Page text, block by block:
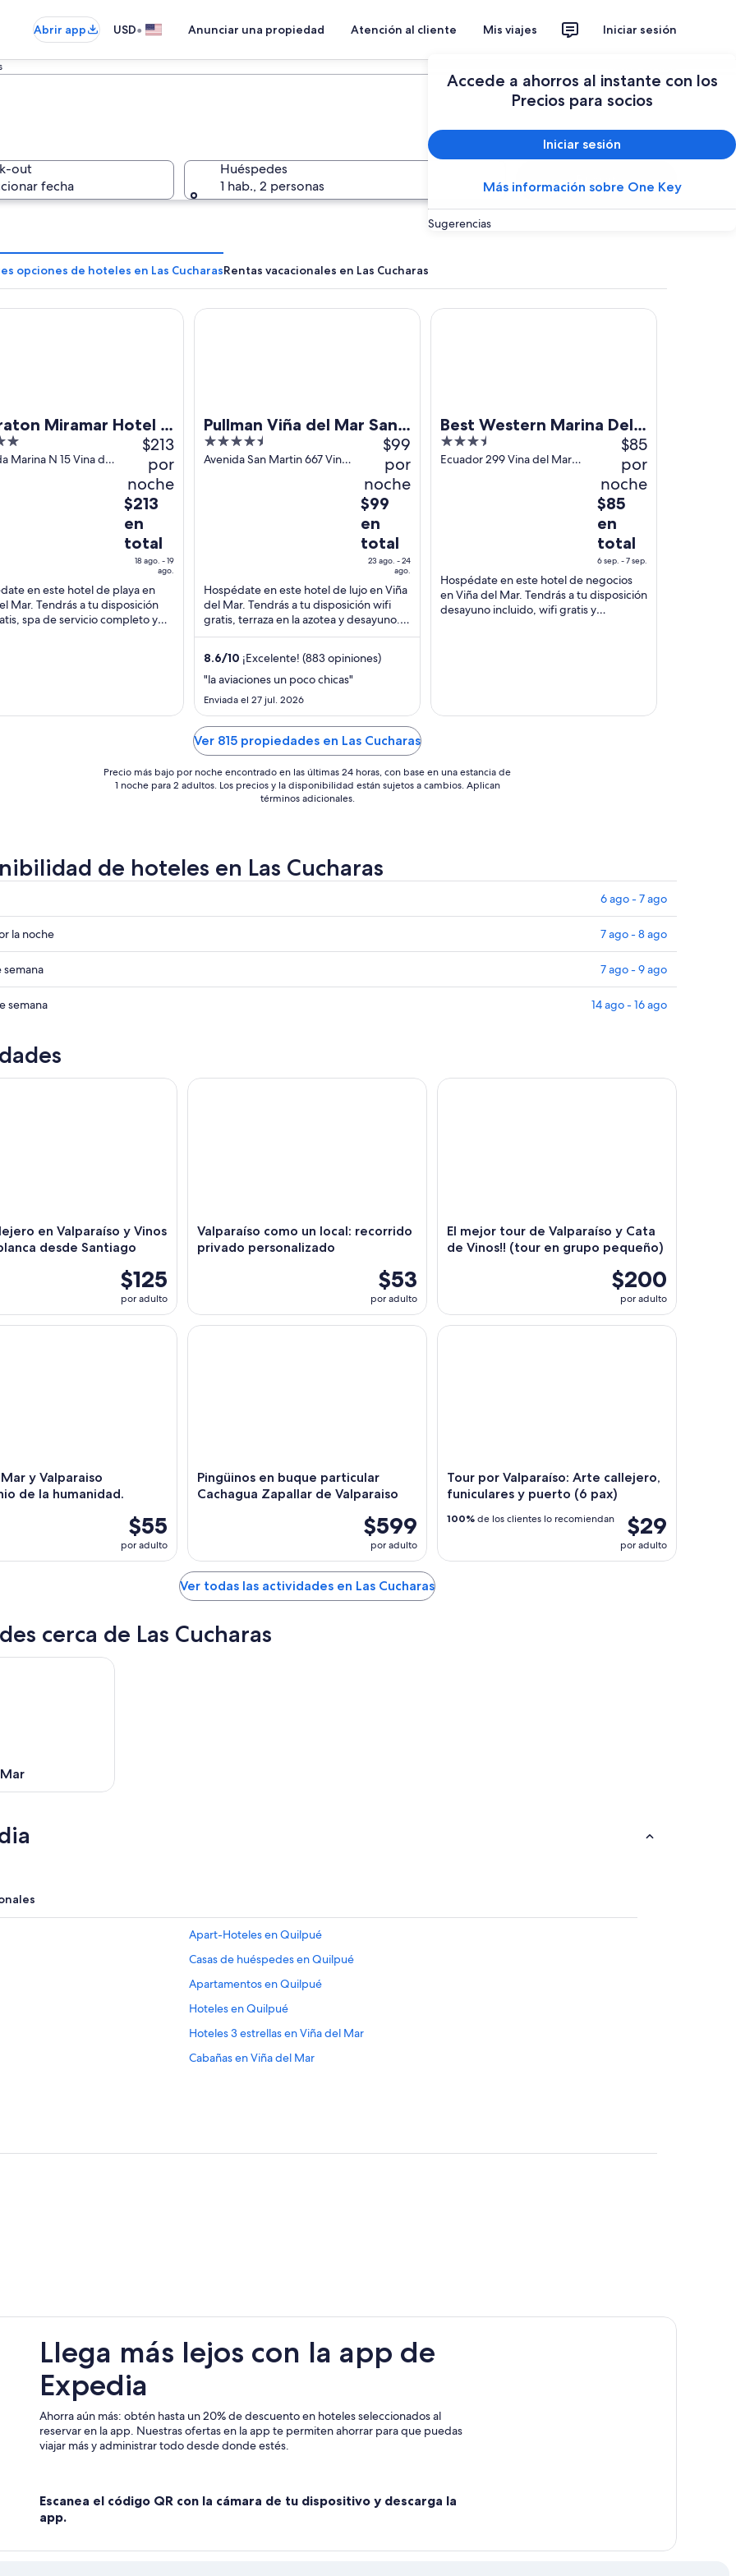
Abrir app USD• Anunciar una propiedad Atención al cliente Mis viajes Iniciar sesión
Accede a ahorros al instante con los
Precios para socios
Iniciar sesión
Más información sobre One Key
Sugerencias
out
fecha
Huéspedes
1 hab., 2 personas
Buscar
opciones de hoteles en Las CucharasRentas vacacionales en Las Cucharas
Miramar Hotel &
Center
Marina N 15 Vina del
$213
por
noche
El
precio
es
de
en
total
por
$213
en
total
18 ago. - 19
ago.
en este hotel de playa en
Mar. Tendrás a tu disposición
spa de servicio completo y
Miramar Hotel & Convention Center
Pullman Viña del Mar San
Martín
4.5
out
Avenida San Martin 667 Vina
$99
por
noche
El
precio
es
de
en
total
por
noche
del
24
ago
$99
en
total
23 ago. - 24
ago.
Hospédate en este hotel de lujo en Viña
del Mar. Tendrás a tu disposición wifi
gratis, terraza en la azotea y desayuno.
Nuestros huéspedes destacan la
8.6/10 ¡Excelente! (883 opiniones)
"la aviaciones un poco chicas"
Enviada el 27 jul. 2026
Pullman Viña del Mar San Martín
Best Western Marina Del
Rey
3.5
out
Ecuador 299 Vina del Mar
$85
por
noche
El
precio
es
de
$85
en
total
$85
en
total
6 sep. - 7 sep.
Hospédate en este hotel de negocios
en Viña del Mar. Tendrás a tu disposición
desayuno incluido, wifi gratis y
Best Western Marina Del Rey
Ver 815 propiedades en Las Cucharas
Precio más bajo por noche encontrado en las últimas 24 horas, con base en una estancia de
1 noche para 2 adultos. Los precios y la disponibilidad están sujetos a cambios. Aplican
términos adicionales.
de hoteles en Las Cucharas
6 ago - 7 ago
la noche 7 ago - 8 ago
semana 7 ago - 9 ago
semana 14 ago - 16 ago
en Valparaíso y Vinos
desde Santiago
$125
por adulto
en Valparaíso y Vinos en Casablanca desde Santiago
Valparaíso como un local: recorrido
privado personalizado
$53
por adulto
Valparaíso como un local: recorrido privado personalizado
El mejor tour de Valparaíso y Cata
de Vinos!! (tour en grupo pequeño)
$200
por adulto
El mejor tour de Valparaíso y Cata de Vinos!!
y Valparaiso
de la humanidad.
$55
por adulto
y Valparaiso patrimonio de la humanidad.
Pingüinos en buque particular
Cachagua Zapallar de Valparaiso
$599
por adulto
Pingüinos en buque particular Cachagua Zapallar de Valparaiso
Tour por Valparaíso: Arte callejero,
funiculares y puerto (6 pax)
$29
por adulto
100% de los clientes lo recomiendan
Tour por Valparaíso: Arte callejero, funiculares y
Ver todas las actividades en Las Cucharas
cerca de Las Cucharas
Apart-Hoteles en Quilpué
Casas de huéspedes en Quilpué
Apartamentos en Quilpué
Hoteles en Quilpué
Hoteles 3 estrellas en Viña del Mar
Cabañas en Viña del Mar
Hoteles familiares en Viña del Mar
Hoteles que aceptan mascotas en Viña del Mar
Hoteles cerca de Anfiteatro de la Quinta Vergara
Llega más lejos con la app de
Expedia
Ahorra aún más: obtén hasta un 20% de descuento en hoteles seleccionados al
reservar en la app. Nuestras ofertas en la app te permiten ahorrar para que puedas
viajar más y administrar todo desde donde estés.
Escanea el código QR con la cámara de tu dispositivo y descarga la
app.